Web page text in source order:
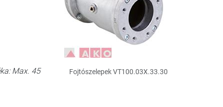
Max. 45
Fojtószelepek VT100.03X.33.30